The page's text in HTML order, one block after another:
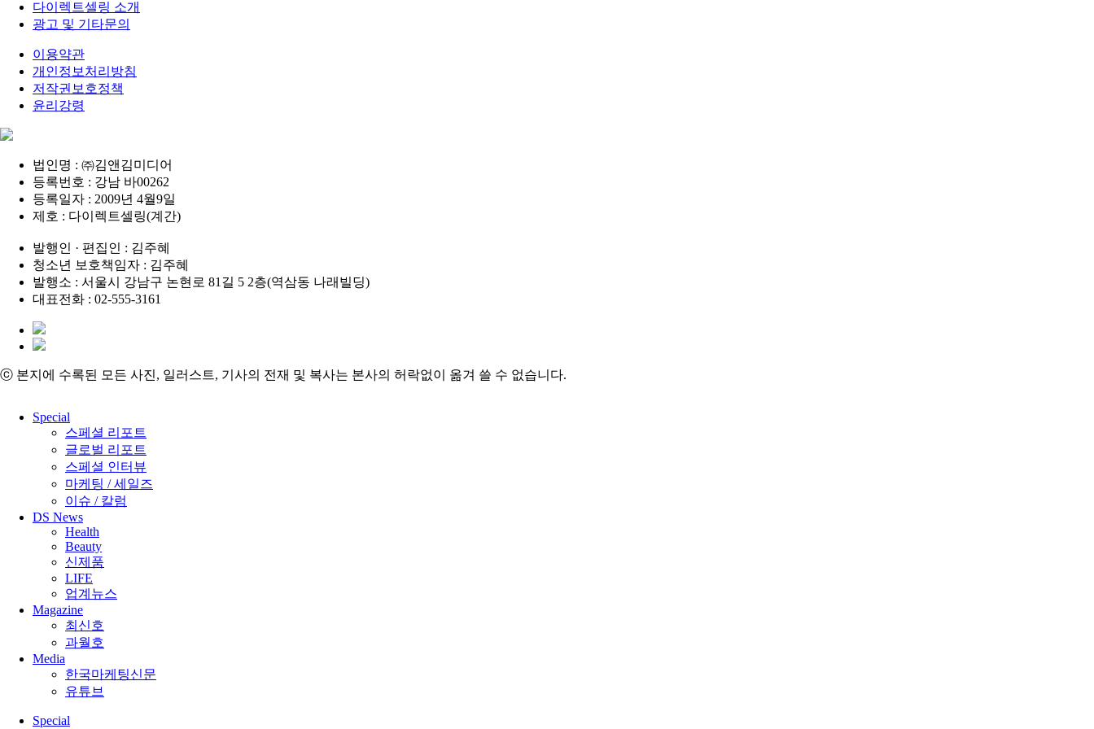
다이렉트셀링 소개
광고 및 기타문의
이용약관
개인정보처리방침
저작권보호정책
윤리강령
법인명 : ㈜김앤김미디어
등록번호 : 강남 바00262
등록일자 : 2009년 4월9일
제호 : 다이렉트셀링(계간)
발행인 · 편집인 : 김주혜
청소년 보호책임자 : 김주혜
발행소 : 서울시 강남구 논현로 81길 5 2층(역삼동 나래빌딩)
대표전화 : 02-555-3161
ⓒ 본지에 수록된 모든 사진, 일러스트, 기사의 전재 및 복사는 본사의 허락없이 옮겨 쓸 수 없습니다.
Close
Special
스페셜 리포트
글로벌 리포트
스페셜 인터뷰
마케팅 / 세일즈
이슈 / 칼럼
DS News
Health
Beauty
신제품
LIFE
업계뉴스
Magazine
최신호
과월호
Media
한국마케팅신문
유튜브
Special